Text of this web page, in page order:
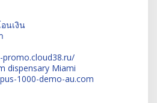
นเงิน
dispensary Miami
1000-demo-au.com